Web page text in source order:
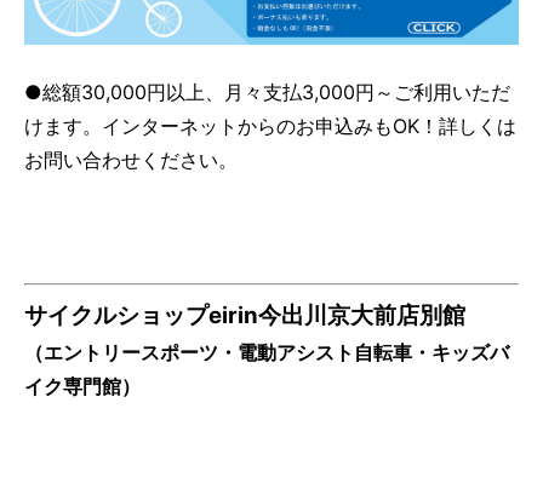
●総額30,000円以上、月々支払3,000円～ご利用いただ
けます。インターネットからのお申込みもOK！詳しくは
お問い合わせください。
サイクルショップeirin今出川京大前店別館
（エントリースポーツ・電動アシスト自転車・キッズバ
イク専門館）